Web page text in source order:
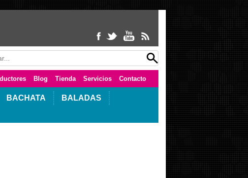
Blog Tienda Servicios Contacto
BACHATA
BALADAS